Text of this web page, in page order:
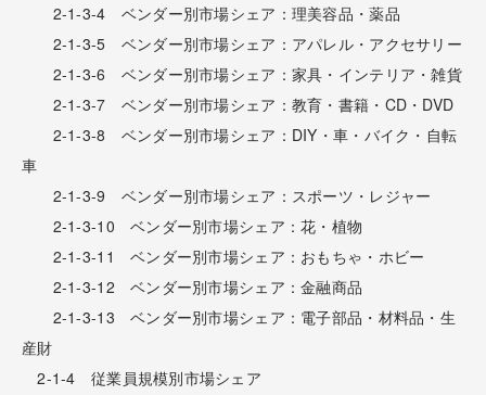
2-1-3-4 ベンダー別市場シェア：理美容品・薬品
2-1-3-5 ベンダー別市場シェア：アパレル・アクセサリー
2-1-3-6 ベンダー別市場シェア：家具・インテリア・雑貨
2-1-3-7 ベンダー別市場シェア：教育・書籍・CD・DVD
2-1-3-8 ベンダー別市場シェア：DIY・車・バイク・自転
車
2-1-3-9 ベンダー別市場シェア：スポーツ・レジャー
2-1-3-10 ベンダー別市場シェア：花・植物
2-1-3-11 ベンダー別市場シェア：おもちゃ・ホビー
2-1-3-12 ベンダー別市場シェア：金融商品
2-1-3-13 ベンダー別市場シェア：電子部品・材料品・生
産財
2-1-4 従業員規模別市場シェア